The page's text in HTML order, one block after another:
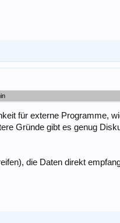
für externe Programme,
Gründe gibt es genug
die Daten direkt